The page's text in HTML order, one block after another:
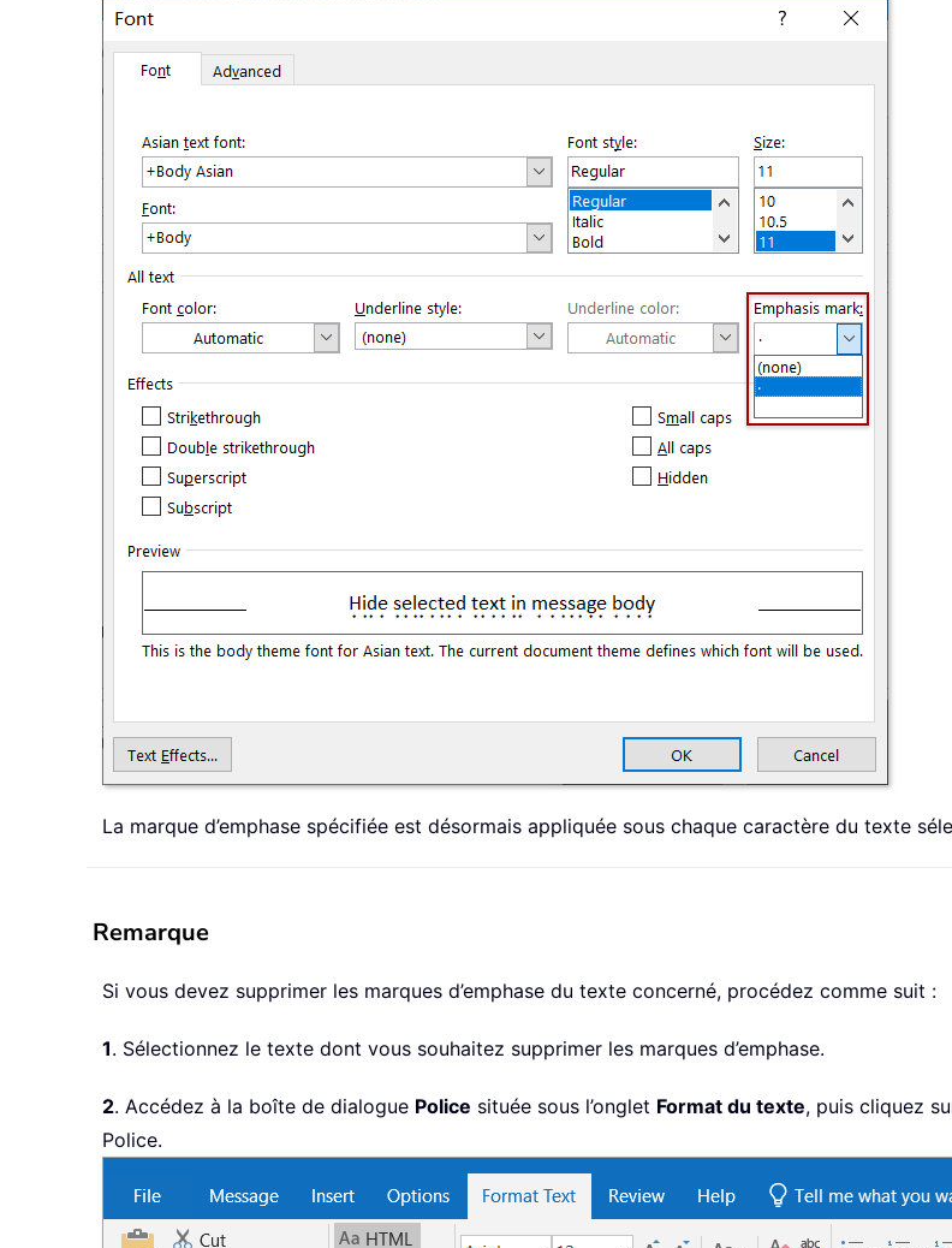
La marque d’emphase spécifiée est désormais appliquée sous chaque caractère du texte
Remarque
Si vous devez supprimer les marques d’emphase du texte concerné, procédez comme suit :
1. Sélectionnez le texte dont vous souhaitez supprimer les marques d’emphase.
2. Accédez à la boîte de dialogue Police située sous l’onglet Format du texte, puis cliquez
Police.